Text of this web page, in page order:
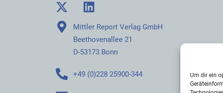
Um dir ein
Mittler Report Verlag GmbH
Beethovenallee 21
D-53173 Bonn
+49 (0)228 25900-344